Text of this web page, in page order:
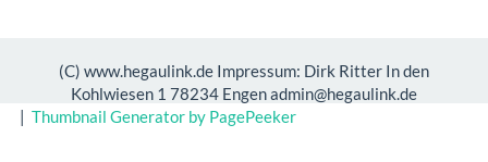
(C) www.hegaulink.de Impressum: Dirk Ritter In den
Kohlwiesen 1 78234 Engen admin@hegaulink.de
| Thumbnail Generator by PagePeeker